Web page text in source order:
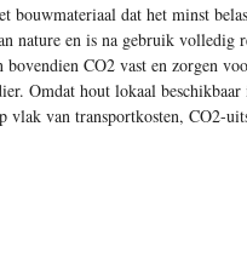
bouwmateriaal dat het minst
nature en is na gebruik volledig
bovendien CO2 vast en zorgen
Omdat hout lokaal beschikbaar
vlak van transportkosten, CO2-